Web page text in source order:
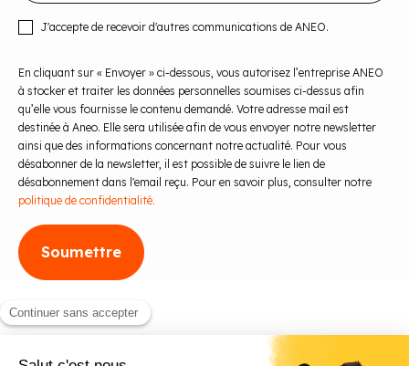
J'accepte de recevoir d'autres communications de ANEO.
En cliquant sur « Envoyer » ci-dessous, vous autorisez l’entreprise ANEO
à stocker et traiter les données personnelles soumises ci-dessus afin
qu’elle vous fournisse le contenu demandé. Votre adresse mail est
destinée à Aneo. Elle sera utilisée afin de vous envoyer notre newsletter
ainsi que des informations concernant notre actualité. Pour vous
désabonner de la newsletter, il est possible de suivre le lien de
désabonnement dans l'email reçu. Pour en savoir plus, consulter notre
politique de confidentialité.